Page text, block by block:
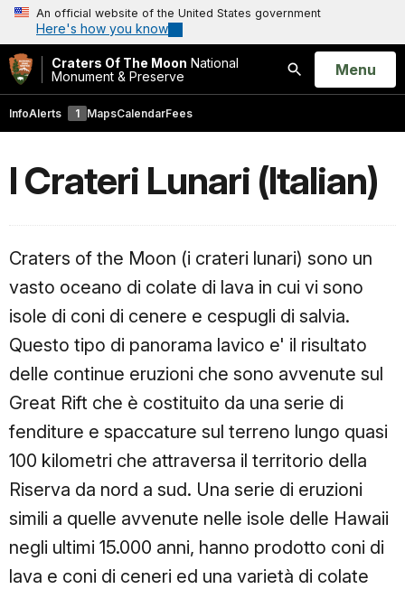
An official website of the United States government
Here's how you know
Craters Of The Moon National
Monument & Preserve
Search
Open
Menu
InfoAlerts 1 MapsCalendarFees
I Crateri Lunari (Italian)
Craters of the Moon (i crateri lunari) sono un
vasto oceano di colate di lava in cui vi sono
isole di coni di cenere e cespugli di salvia.
Questo tipo di panorama lavico e' il risultato
delle continue eruzioni che sono avvenute sul
Great Rift che è costituito da una serie di
fenditure e spaccature sul terreno lungo quasi
100 kilometri che attraversa il territorio della
Riserva da nord a sud. Una serie di eruzioni
simili a quelle avvenute nelle isole delle Hawaii
negli ultimi 15.000 anni, hanno prodotto coni di
lava e coni di ceneri ed una varietà di colate